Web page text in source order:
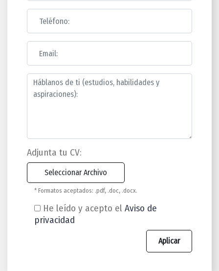
Adjunta tu CV:
* Formatos aceptados: .pdf, .doc, .docx.
He leído y acepto el Aviso de
privacidad
Aplicar